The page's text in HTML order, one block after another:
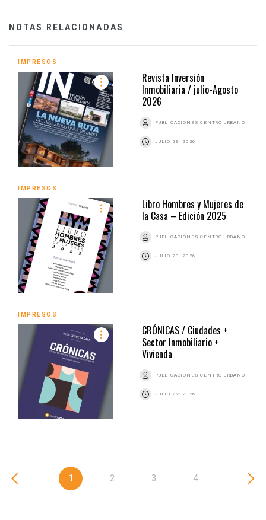
NOTAS RELACIONADAS
IMPRESOS
Revista Inversión
Inmobiliaria / julio-Agosto
2026
PUBLICACIONES CENTRO URBANO
JULIO 29, 2026
IMPRESOS
Libro Hombres y Mujeres de
la Casa – Edición 2025
PUBLICACIONES CENTRO URBANO
JULIO 23, 2026
IMPRESOS
CRÓNICAS / Ciudades +
Sector Inmobiliario +
Vivienda
PUBLICACIONES CENTRO URBANO
JULIO 22, 2026
1 2 3 4